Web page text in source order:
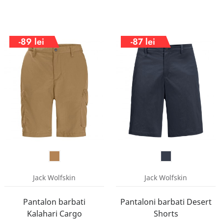
-89 lei
Jack Wolfskin
Pantalon barbati
Kalahari Cargo
-87 lei
Jack Wolfskin
Pantaloni barbati Desert
Shorts